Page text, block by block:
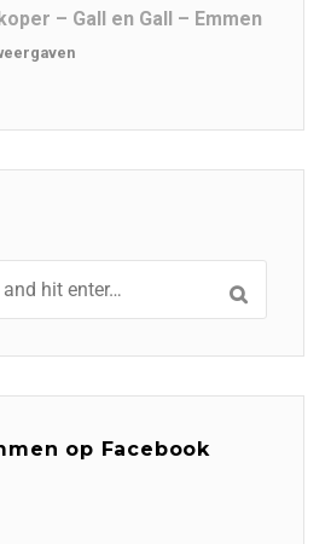
– Gall en Gall – Emmen
op Facebook